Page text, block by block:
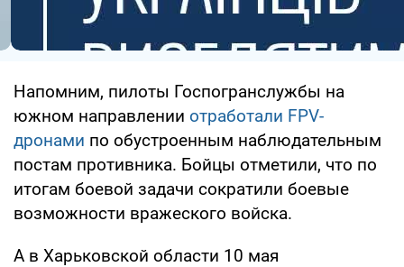
Напомним, пилоты Госпогранслужбы на
южном направлении отработали FPV-
дронами по обустроенным наблюдательным
постам противника. Бойцы отметили, что по
итогам боевой задачи сократили боевые
возможности вражеского войска.
А в Харьковской области 10 мая